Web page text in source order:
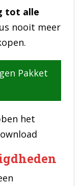
tot alle
nooit meer
Pakket
het